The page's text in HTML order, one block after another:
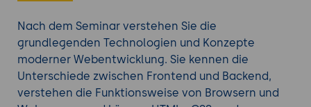
und aktuelle Anforderungen rund um digitale
Inhalte. Das Seminar richtet sich an Einsteiger und
vermittelt die Inhalte verständlich, praxisnah und
ohne notwendige Vorkenntnisse in der
Softwareentwicklung.
Nach dem Seminar verstehen Sie die
grundlegenden Technologien und Konzepte
moderner Webentwicklung. Sie kennen die
Unterschiede zwischen Frontend und Backend,
verstehen die Funktionsweise von Browsern und